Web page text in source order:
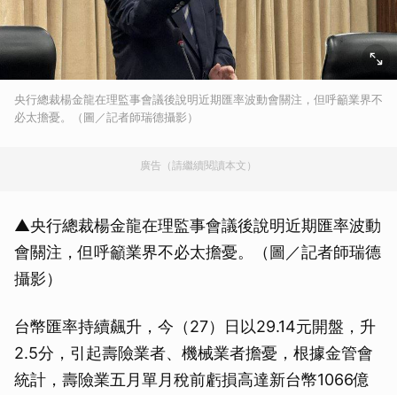
央行總裁楊金龍在理監事會議後說明近期匯率波動會關注，但呼籲業界不
必太擔憂。（圖／記者師瑞德攝影）
廣告（請繼續閱讀本文）
▲央行總裁楊金龍在理監事會議後說明近期匯率波動
會關注，但呼籲業界不必太擔憂。（圖／記者師瑞德
攝影）
台幣匯率持續飆升，今（27）日以29.14元開盤，升
2.5分，引起壽險業者、機械業者擔憂，根據金管會
統計，壽險業五月單月稅前虧損高達新台幣1066億